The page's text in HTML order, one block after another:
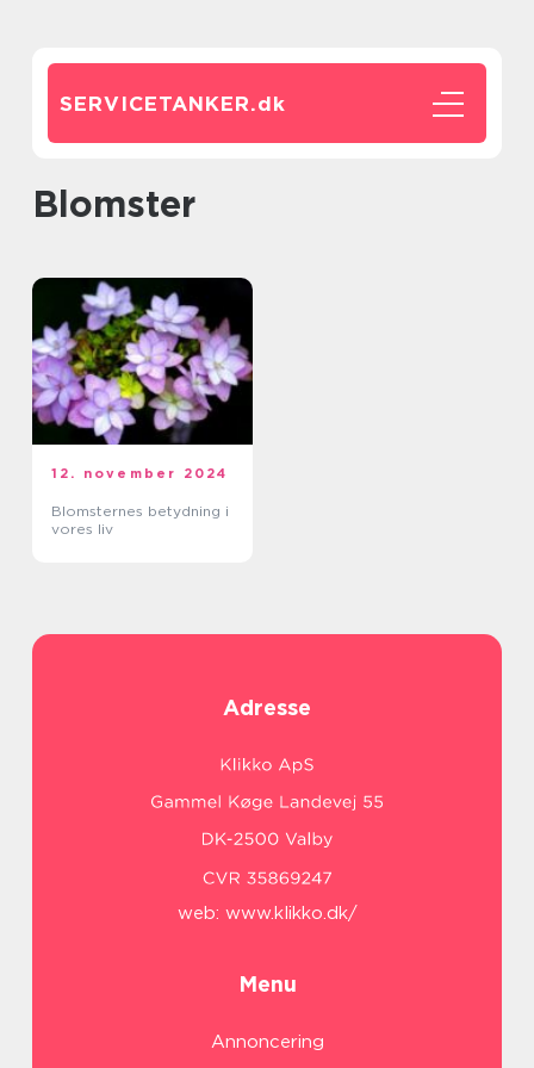
SERVICETANKER.dk
blomster
12. november 2024
Blomsternes betydning i
vores liv
Adresse
web: www.klikko.dk/
Menu
Annoncering